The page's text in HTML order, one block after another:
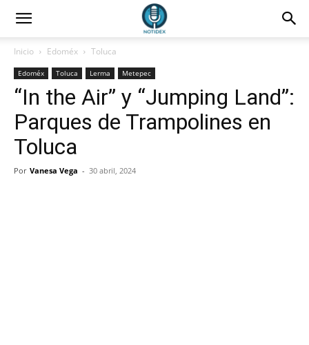
Inicio Edoméx Toluca
Edoméx Toluca Lerma Metepec
“In the Air” y “Jumping Land”:
Parques de Trampolines en
Toluca
Por Vanesa Vega - 30 abril, 2024